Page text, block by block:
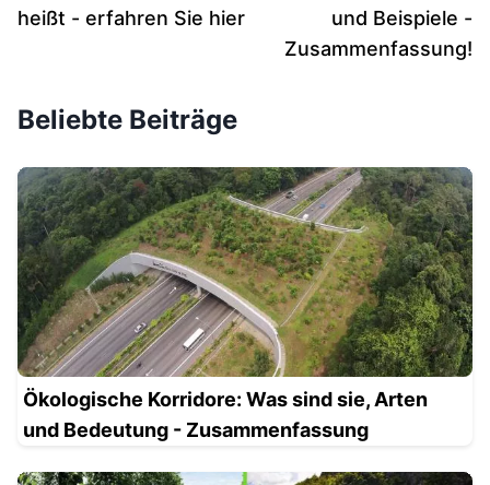
heißt - erfahren Sie hier
und Beispiele -
Zusammenfassung!
Beliebte Beiträge
Ökologische Korridore: Was sind sie, Arten
und Bedeutung - Zusammenfassung